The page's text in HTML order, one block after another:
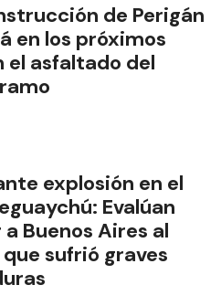
de Perigán
en los próximos
el asfaltado del
explosión en el
Evalúan
Buenos Aires al
sufrió graves